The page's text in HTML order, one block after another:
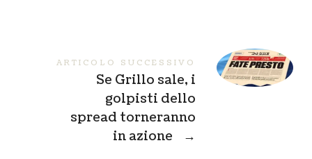
ARTICOLO SUCCESSIVO
Se Grillo sale, i
golpisti dello
spread torneranno
in azione
→